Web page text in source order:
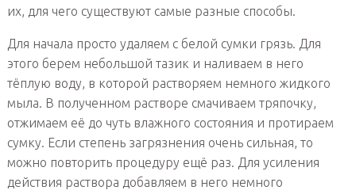
их, для чего существуют самые разные способы.
Для начала просто удаляем с белой сумки грязь. Для
этого берем небольшой тазик и наливаем в него
тёплую воду, в которой растворяем немного жидкого
мыла. В полученном растворе смачиваем тряпочку,
отжимаем её до чуть влажного состояния и протираем
сумку. Если степень загрязнения очень сильная, то
можно повторить процедуру ещё раз. Для усиления
действия раствора добавляем в него немного